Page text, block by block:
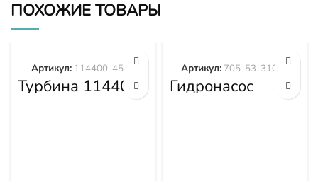
ПОХОЖИЕ ТОВАРЫ
Турбина 114400-
4577
Артикул: 114400-4577
Гидронасос
Komatsu WA600-
Артикул: 705-53-31020